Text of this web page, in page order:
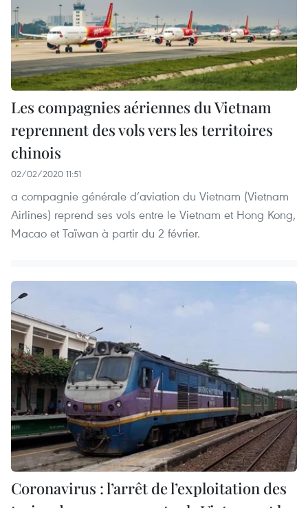
Les compagnies aériennes du Vietnam
reprennent des vols vers les territoires
chinois
02/02/2020 11:51
a compagnie générale d’aviation du Vietnam (Vietnam
Airlines) reprend ses vols entre le Vietnam et Hong Kong,
Macao et Taïwan à partir du 2 février.
Coronavirus : l’arrêt de l’exploitation des